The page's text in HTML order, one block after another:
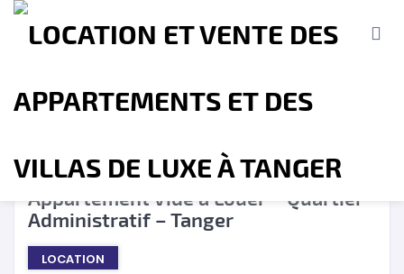
Location
❮ ❯
Appartement Vide à Louer – Quartier
Administratif – Tanger
LOCATION